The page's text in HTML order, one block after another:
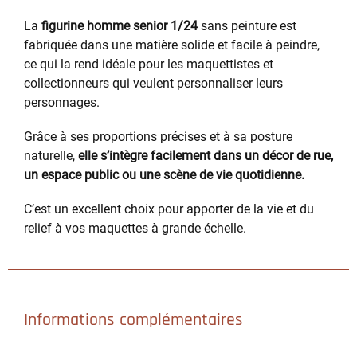
La figurine homme senior 1/24sans peinture est
fabriquée dans une matière solide et facile à peindre,
ce qui la rend idéale pour les maquettistes et
collectionneurs qui veulent personnaliser leurs
personnages.
Grâce à ses proportions précises et à sa posture
naturelle, elle s’intègre facilement dans un décor de rue,
un espace public ou une scène de vie quotidienne.
C’est un excellent choix pour apporter de la vie et du
relief à vos maquettes à grande échelle.
Informations complémentaires